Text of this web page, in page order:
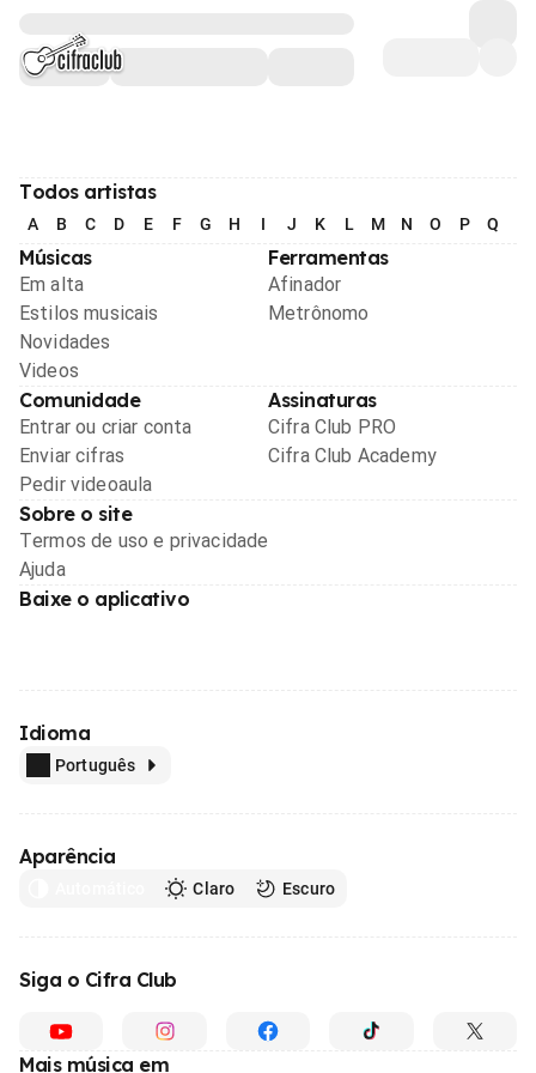
Todos artistas
A B C D E F G H I J K L M N O P Q
Músicas
Em alta
Estilos musicais
Novidades
Videos
Ferramentas
Afinador
Metrônomo
Comunidade
Entrar ou criar conta
Enviar cifras
Pedir videoaula
Assinaturas
Cifra Club PRO
Cifra Club Academy
Sobre o site
Termos de uso e privacidade
Ajuda
Baixe o aplicativo
Idioma
Português
Aparência
Claro Escuro
Siga o Cifra Club
Mais música em